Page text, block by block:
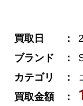
買取日
ブランド
カテゴリ
買取金額